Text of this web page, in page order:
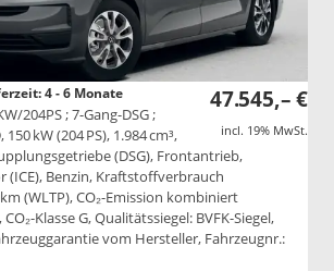
47.545,– €
incl. 19% MwSt.
4 - 6 Monate
204PS ; 7-Gang-DSG ;
150 kW (204 PS), 1.984 cm³,
(DSG), Frontantrieb,
Benzin, Kraftstoffverbrauch
(WLTP), CO₂-Emission kombiniert
Klasse G, Qualitätssiegel: BVFK-Siegel,
vom Hersteller, Fahrzeugnr.: